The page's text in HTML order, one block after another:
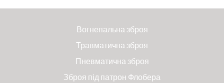
Вогнепальна зброя
Травматична зброя
Пневматична зброя
Зброя під патрон Флобера